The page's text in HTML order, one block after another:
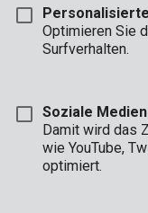
Produkte etc. zu
GEHEN SIE ZU
GESCHÄFT
STD.
Optimieren Sie
Surfverhalten.
Soziale
Damit wird das
wie YouTube,
optimiert.